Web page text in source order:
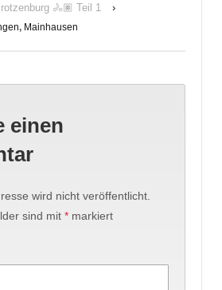
🚴🏽 Teil 1
›
, Mainhausen
einen
wird nicht veröffentlicht.
sind mit * markiert